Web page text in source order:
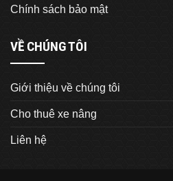
Chính sách bảo mật
VỀ CHÚNG TÔI
Giới thiệu về chúng tôi
Cho thuê xe nâng
Liên hệ